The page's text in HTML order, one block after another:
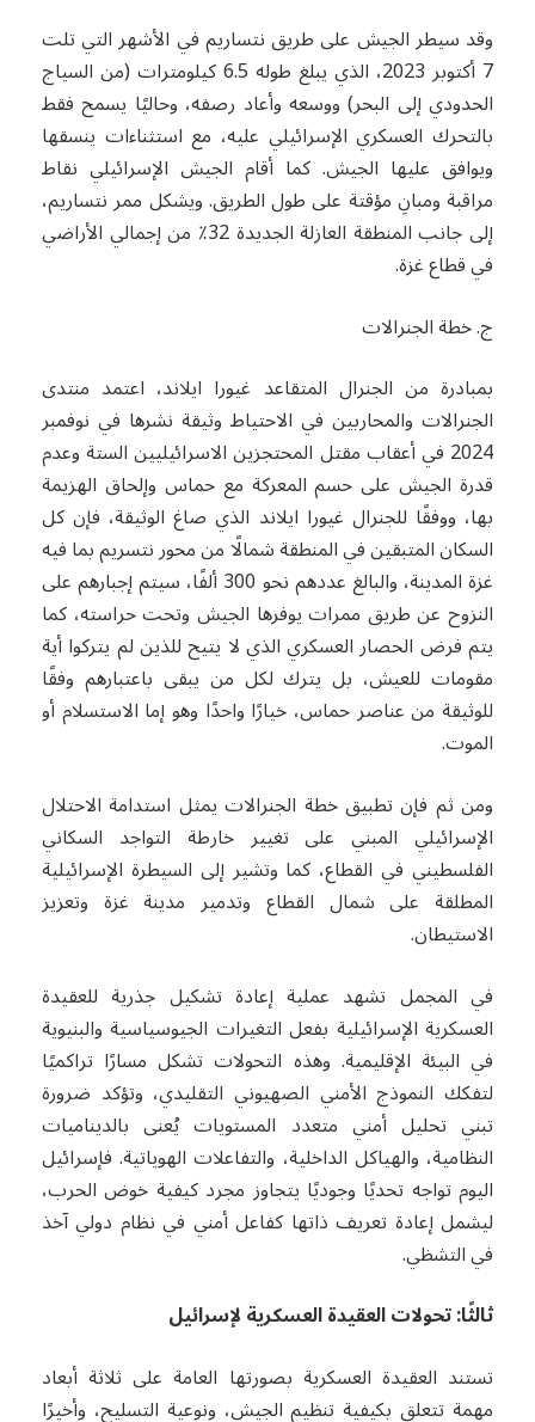
وقد سيطر الجيش على طريق نتساريم في الأشهر التي تلت
7 أكتوبر 2023، الذي يبلغ طوله 6.5 كيلومترات (من السياج
الحدودي إلى البحر) ووسعه وأعاد رصفه، وحاليًا يسمح فقط
بالتحرك العسكري الإسرائيلي عليه، مع استثناءات ينسقها
ويوافق عليها الجيش. كما أقام الجيش الإسرائيلي نقاط
مراقبة ومبانِ مؤقتة على طول الطريق. ويشكل ممر نتساريم،
إلى جانب المنطقة العازلة الجديدة 32٪ من إجمالي الأراضي
في قطاع غزة.
ج. خطة الجنرالات
بمبادرة من الجنرال المتقاعد غيورا ايلاند، اعتمد منتدى
الجنرالات والمحاربين في الاحتياط وثيقة نشرها في نوفمبر
2024 في أعقاب مقتل المحتجزين الاسرائيليين الستة وعدم
قدرة الجيش على حسم المعركة مع حماس وإلحاق الهزيمة
بها، ووفقًا للجنرال غيورا ايلاند الذي صاغ الوثيقة، فإن كل
السكان المتبقين في المنطقة شمالًا من محور نتسريم بما فيه
غزة المدينة، والبالغ عددهم نحو 300 ألفًا، سيتم إجبارهم على
النزوح عن طريق ممرات يوفرها الجيش وتحت حراسته، كما
يتم فرض الحصار العسكري الذي لا يتيح للذين لم يتركوا أية
مقومات للعيش، بل يترك لكل من يبقى باعتبارهم وفقًا
للوثيقة من عناصر حماس، خيارًا واحدًا وهو إما الاستسلام أو
الموت.
ومن ثم فإن تطبيق خطة الجنرالات يمثل استدامة الاحتلال
الإسرائيلي المبني على تغيير خارطة التواجد السكاني
الفلسطيني في القطاع، كما وتشير إلى السيطرة الإسرائيلية
المطلقة على شمال القطاع وتدمير مدينة غزة وتعزيز
الاستيطان.
في المجمل تشهد عملية إعادة تشكيل جذرية للعقيدة
العسكرية الإسرائيلية بفعل التغيرات الجيوسياسية والبنيوية
في البيئة الإقليمية. وهذه التحولات تشكل مسارًا تراكميًا
لتفكك النموذج الأمني الصهيوني التقليدي، وتؤكد ضرورة
تبني تحليل أمني متعدد المستويات يُعنى بالديناميات
النظامية، والهياكل الداخلية، والتفاعلات الهوياتية. فإسرائيل
اليوم تواجه تحديًا وجوديًا يتجاوز مجرد كيفية خوض الحرب،
ليشمل إعادة تعريف ذاتها كفاعل أمني في نظام دولي آخذ
في التشظي.
ثالثًا: تحولات العقيدة العسكرية لإسرائيل
تستند العقيدة العسكرية بصورتها العامة على ثلاثة أبعاد
مهمة تتعلق بكيفية تنظيم الجيش، ونوعية التسليح، وأخيرًا